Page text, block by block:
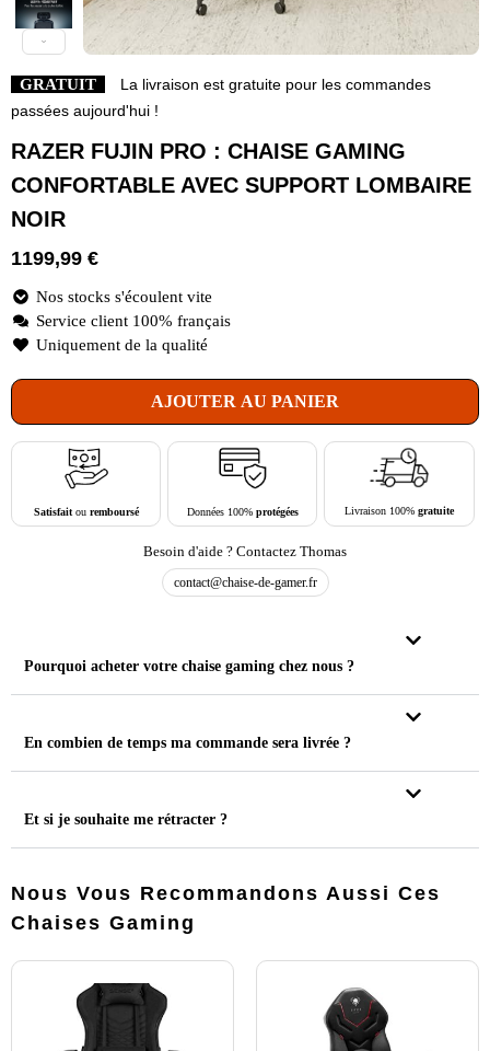
GRATUIT
La livraison est gratuite pour les commandes
passées aujourd'hui !
RAZER FUJIN PRO : CHAISE GAMING
CONFORTABLE AVEC SUPPORT LOMBAIRE
NOIR
1199,99 €
Nos stocks s'écoulent vite
Service client 100% français
Uniquement de la qualité
AJOUTER AU PANIER
Satisfaitou remboursé Données 100% protégées Livraison 100%gratuite
Besoin d'aide ? Contactez Thomas
contact@chaise-de-gamer.fr
Pourquoi acheter votre chaise gaming chez nous ?
En combien de temps ma commande sera livrée ?
Et si je souhaite me rétracter ?
Nous Vous Recommandons Aussi Ces
Chaises Gaming